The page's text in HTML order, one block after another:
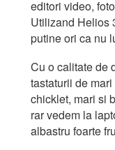
editori video,
Utilizand Helios
putine ori ca nu
Cu o calitate de
tastaturii de
chicklet, mari si
rar vedem la
albastru foarte